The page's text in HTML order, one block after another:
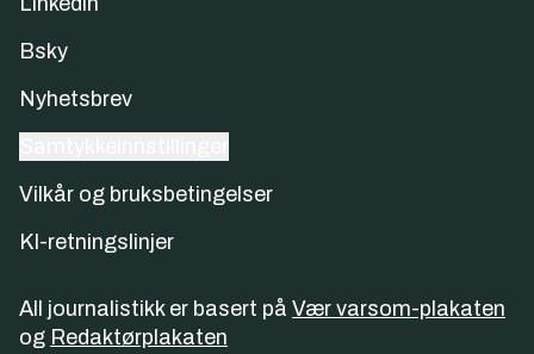
Bsky
Nyhetsbrev
Vilkår og bruksbetingelser
KI-retningslinjer
All journalistikk er basert på Vær varsom-plakaten
og Redaktørplakaten